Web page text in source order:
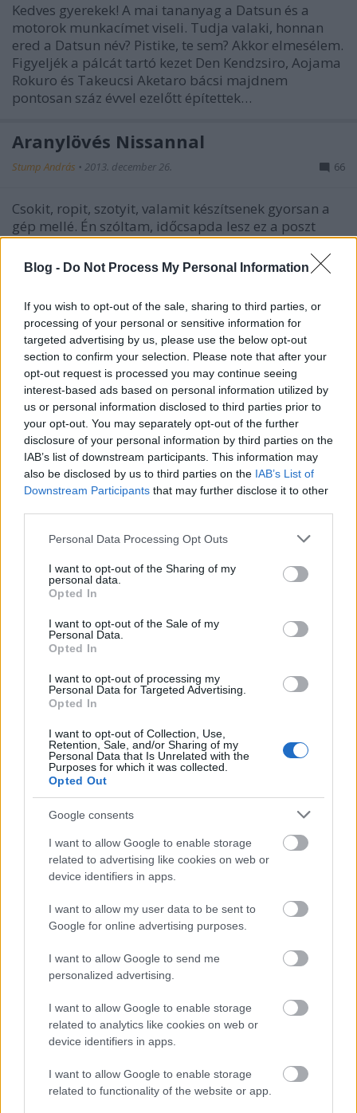
Blog - Do Not Process My Personal Information
If you wish to opt-out of the sale, sharing to third parties, or
processing of your personal or sensitive information for
targeted advertising by us, please use the below opt-out
section to confirm your selection. Please note that after your
opt-out request is processed you may continue seeing
interest-based ads based on personal information utilized by
us or personal information disclosed to third parties prior to
your opt-out. You may separately opt-out of the further
disclosure of your personal information by third parties on the
IAB’s list of downstream participants. This information may
also be disclosed by us to third parties on the IAB’s List of
Downstream Participants that may further disclose it to other
Please note that this website/app uses one or more Google
not limited to your visit or usage behaviour. You may click to
grant or deny consent to Google and its third-party tags to
use your data for below specified purposes in below Google
consent section.
Personal Data Processing Opt Outs
I want to opt-out of the Sharing of my
personal data.
Opted In
I want to opt-out of the Sale of my
Personal Data.
Opted In
I want to opt-out of processing my
Personal Data for Targeted Advertising.
Opted In
I want to opt-out of Collection, Use,
Retention, Sale, and/or Sharing of my
Personal Data that Is Unrelated with the
Purposes for which it was collected.
Opted Out
Google consents
I want to allow Google to enable storage
related to advertising like cookies on web or
device identifiers in apps.
I want to allow my user data to be sent to
Google for online advertising purposes.
I want to allow Google to send me
personalized advertising.
I want to allow Google to enable storage
related to analytics like cookies on web or
device identifiers in apps.
I want to allow Google to enable storage
related to functionality of the website or app.
Kedves gyerekek! A mai tananyag a Datsun és a
motorok munkacímet viseli. Tudja valaki, honnan
ered a Datsun név? Pistike, te sem? Akkor elmesélem.
Figyeljék a pálcát tartó kezet Den Kendzsiro, Aojama
Rokuro és Takeucsi Aketaro bácsi majdnem
pontosan száz évvel ezelőtt építettek…
Aranylövés Nissannal
Stump András • 2013. december 26. 66
Csokit, ropit, szotyit, valamit készítsenek gyorsan a
gép mellé. Én szóltam, időcsapda lesz ez a poszt
mindenkinek, aki szereti a Nissant. Vagy csak a
japán autókat. Vagy a veteránokat, vagy a
versenyautókat, esetleg ezek kombinációját. Ha a
Traktormúzeum, Csebokszári
A Mazda3-asokkal megtett szibériai túráról már
Csebokszári közelében azonban elvittek minket egy
traktormúzeumba, amit a nagy rohanásban nem
traktormúzeum nem szalad el, és hogy most…
Harminchatezer tonnányi úszó
történelem
Sturcz Antal 2013. október 19.